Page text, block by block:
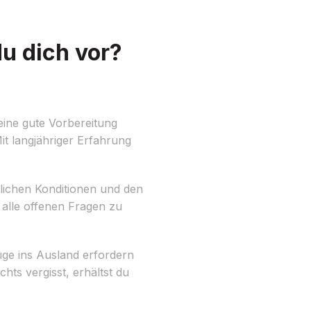
dich vor?
gute Vorbereitung
langjähriger Erfahrung
Konditionen und den
offenen Fragen zu
ins Ausland erfordern
vergisst, erhältst du